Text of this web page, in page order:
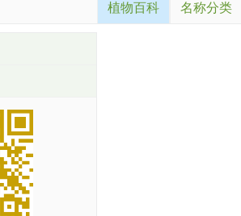
植物百科 名称分类